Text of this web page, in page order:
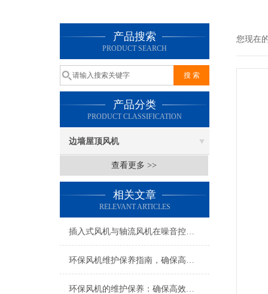
产品搜索
PRODUCT SEARCH
产品分类
PRODUCT CLASSIFICATION
边墙屋顶风机
查看更多 >>
相关文章
RELEVANT ARTICLES
插入式风机与轴流风机在噪音控制上有何差异？
环保风机维护保养指南，确保高效稳定运行
环保风机的维护保养：确保高效运行的关键
您现在